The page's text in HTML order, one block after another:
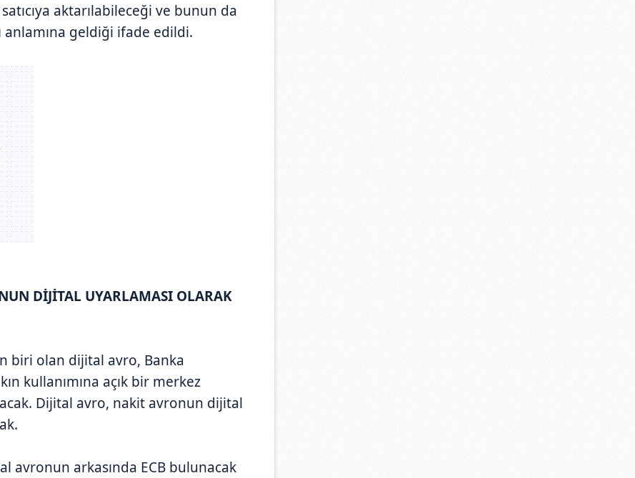
aktarılabileceği ve bunun da
geldiği ifade edildi.
DİJİTAL UYARLAMASI OLARAK
biri olan dijital avro, Banka
kullanımına açık bir merkez
Dijital avro, nakit avronun dijital
avronun arkasında ECB bulunacak